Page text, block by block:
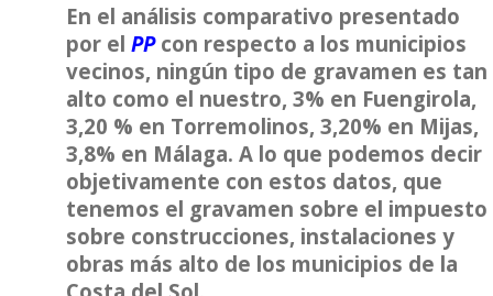
En el análisis comparativo presentado
por el PP con respecto a los municipios
vecinos, ningún tipo de gravamen es tan
alto como el nuestro, 3% en Fuengirola,
3,20 % en Torremolinos, 3,20% en Mijas,
3,8% en Málaga. A lo que podemos decir
objetivamente con estos datos, que
tenemos el gravamen sobre el impuesto
sobre construcciones, instalaciones y
obras más alto de los municipios de la